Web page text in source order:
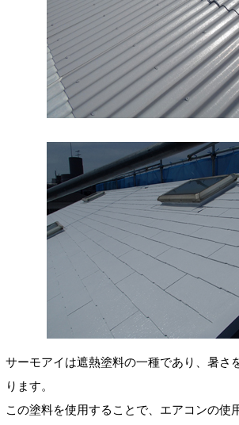
サーモアイは遮熱塗料の一種であり、暑さ
ります。
この塗料を使用することで、エアコンの使